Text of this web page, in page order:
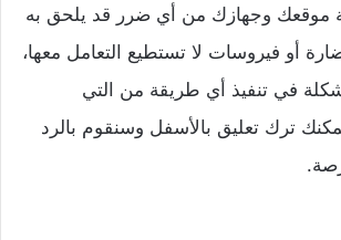
موقعك وجهازك من أي ضرر قد يلحق به
أو فيروسات لا تستطيع التعامل معها،
في تنفيذ أي طريقة من التي
ترك تعليق بالأسفل وسنقوم بالرد